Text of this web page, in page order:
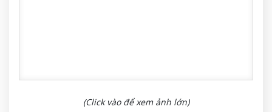
(Click vào để xem ảnh lớn)